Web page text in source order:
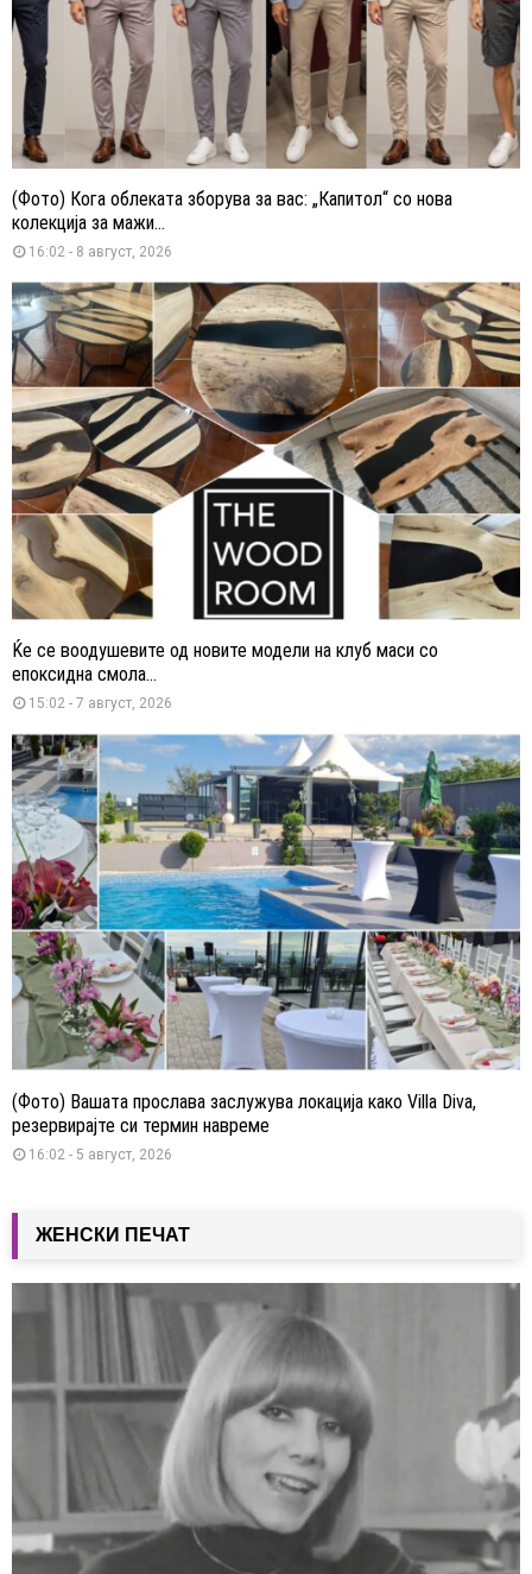
(Фото) Кога облеката зборува за вас: „Капитол“ со нова
колекција за мажи...
16:02 - 8 август, 2026
Ќе се воодушевите од новите модели на клуб маси со
епоксидна смола...
15:02 - 7 август, 2026
(Фото) Вашата прослава заслужува локација како Villa Diva,
резервирајте си термин навреме
16:02 - 5 август, 2026
ЖЕНСКИ ПЕЧАТ